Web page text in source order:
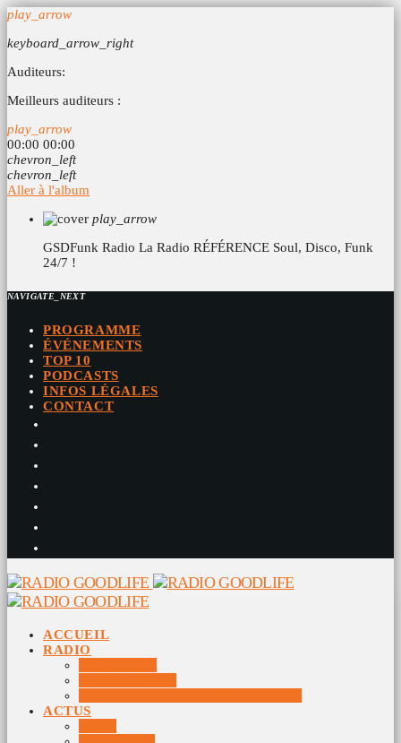
play_arrow
keyboard_arrow_right
Auditeurs:
Meilleurs auditeurs :
play_arrow
00:00 00:00
chevron_left
chevron_left
Aller à l'album
play_arrow
GSDFunk Radio La Radio RÉFÉRENCE Soul, Disco, Funk
24/7 !
NAVIGATE_NEXT
PROGRAMME
ÉVÉNEMENTS
TOP 10
PODCASTS
INFOS LÉGALES
CONTACT
ACCUEIL
RADIO
ACTUS